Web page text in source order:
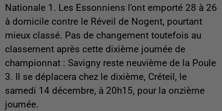
Nationale 1. Les Essonniens l'ont emporté 28 à 26
à domicile contre le Réveil de Nogent, pourtant
mieux classé. Pas de changement toutefois au
classement après cette dixième journée de
championnat : Savigny reste neuvième de la Poule
3. Il se déplacera chez le dixième, Créteil, le
samedi 14 décembre, à 20h15, pour la onzième
journée.